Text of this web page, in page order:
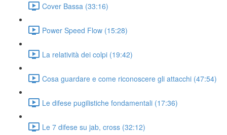
Cover Bassa (33:16)
Power Speed Flow (15:28)
La relatività dei colpi (19:42)
Cosa guardare e come riconoscere gli attacchi (47:54)
Le difese pugilistiche fondamentali (17:36)
Le 7 difese su jab, cross (32:12)